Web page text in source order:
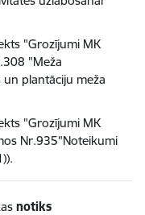
"Grozījumi MK
"Meža
plantāciju meža
"Grozījumi MK
Nr.935"Noteikumi
notiks